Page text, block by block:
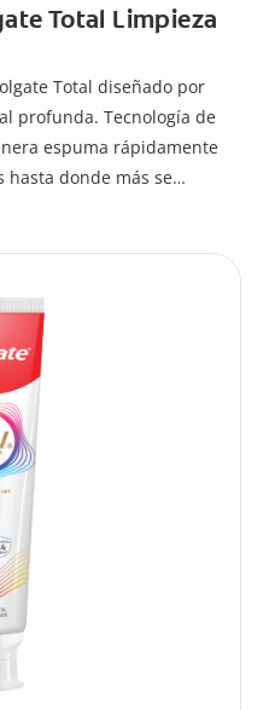
Total Limpieza
Total diseñado por
profunda. Tecnología de
espuma rápidamente
donde más se